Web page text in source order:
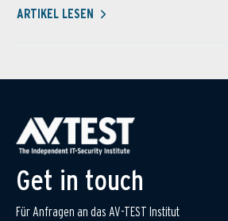
ARTIKEL LESEN
Get in touch
Für Anfragen an das AV-TEST Institut